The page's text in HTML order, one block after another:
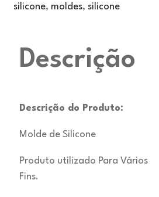
silicone, moldes, silicone
Descrição
Descrição do Produto:
Molde de Silicone
Produto utilizado Para Vários
Fins.